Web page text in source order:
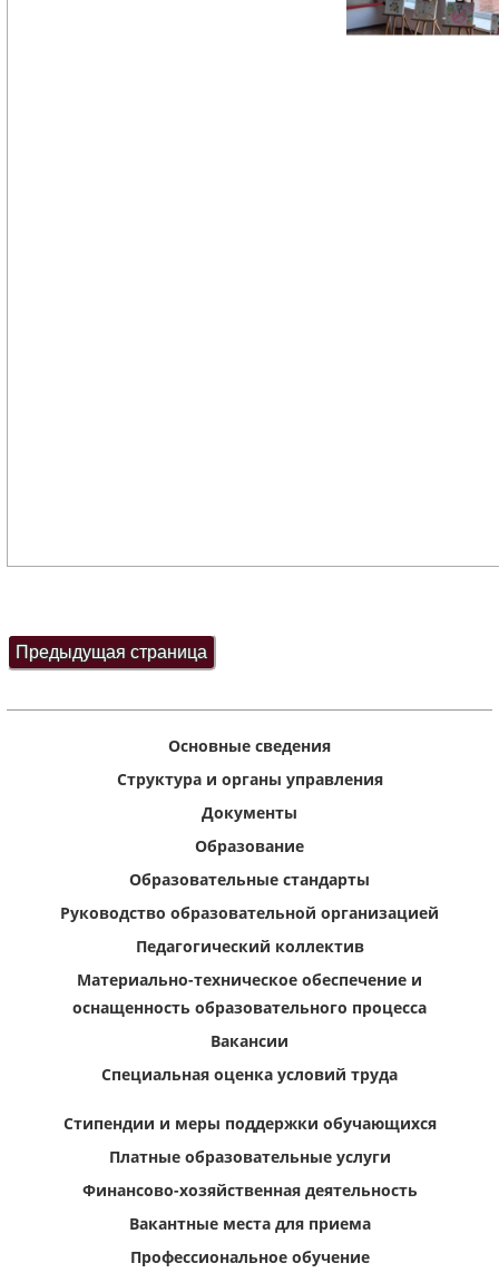
Основные сведения
Структура и органы управления
Документы
Образование
Образовательные стандарты
Руководство образовательной организацией
Педагогический коллектив
Материально-техническое обеспечение и
оснащенность образовательного процесса
Вакансии
Специальная оценка условий труда
Стипендии и меры поддержки обучающихся
Платные образовательные услуги
Финансово-хозяйственная деятельность
Вакантные места для приема
Профессиональное обучение